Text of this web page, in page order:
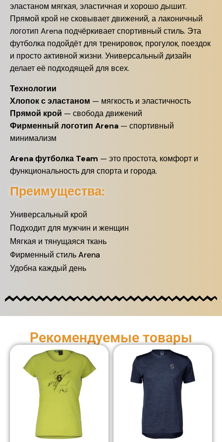
эластаном мягкая, эластичная и хорошо дышит.
Прямой крой не сковывает движений, а лаконичный
логотип Arena подчёркивает спортивный стиль. Эта
футболка подойдёт для тренировок, прогулок, поездок
и просто активной жизни. Универсальный дизайн
делает её подходящей для всех.
Технологии
Хлопок с эластаном — мягкость и эластичность
Прямой крой — свобода движений
Фирменный логотип Arena — спортивный
минимализм
Arena футболка Team — это простота, комфорт и
функциональность для спорта и города.
Преимущества:
Универсальный крой
Подходит для мужчин и женщин
Мягкая и тянущаяся ткань
Фирменный стиль Arena
Удобна каждый день
Рекомендуемые товары